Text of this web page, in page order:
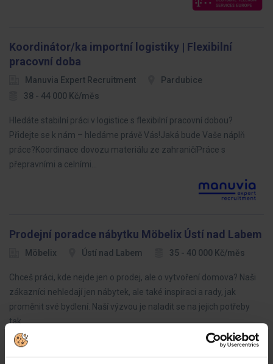
Koordinátor/ka importní logistiky | Flexibilní
pracovní doba
Manuvia Expert Recruitment
Pardubice
38 - 44 000 Kč/měs
Hledáte stabilní práci v logistice s flexibilní pracovní dobou?
Přidejte se k nám – hledáme právě Vás!Jaká bude Vaše náplň
práce?Koordinace dovozu materiálu ze zahraničíPráce s
přepravními a celními…
Prodejní poradce nábytku Möbelix Ústí nad Labem
Möbelix Ústí nad Labem 35 - 40 000 Kč/měs
Chceš práci, kde nejde jen o prodej, ale o vytvoření domova? Naši
zákazníci nehledají jen nábytek, ale také inspiraci a rady, jak
proměnit své bydlení. Naší výzvou je naladit se na jejich potřeby
tak…